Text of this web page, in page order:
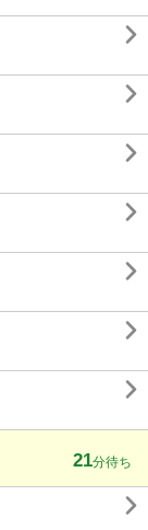







21分待ち
